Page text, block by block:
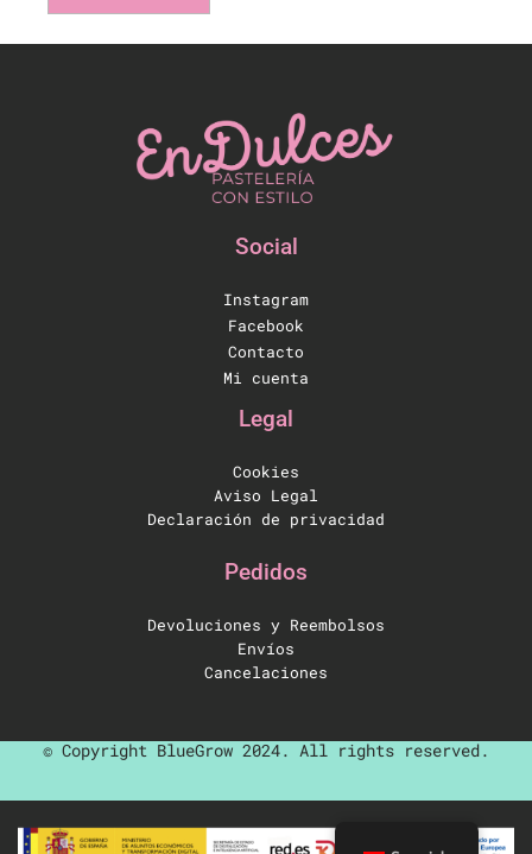
Social
Instagram
Facebook
Contacto
Mi cuenta
Legal
Cookies
Aviso Legal
Declaración de privacidad
Pedidos
Devoluciones y Reembolsos
Envíos
Cancelaciones
© Copyright BlueGrow 2024. All rights reserved.